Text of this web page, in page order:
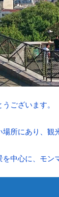
ございます。
所にあり、観
中心に、モン